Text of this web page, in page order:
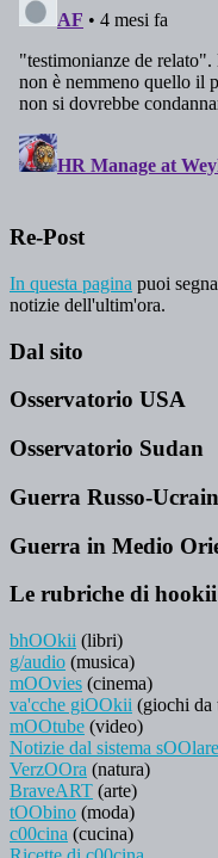
Re-Post
In questa pagina puoi
notizie dell'ultim'ora.
Dal sito
Osservatorio USA
Osservatorio Sudan
Guerra Russo-
Guerra in Medio
Le rubriche di hookii
bhOOkii (libri)
g/audio (musica)
mOOvies (cinema)
va'cche giOOkii (giochi da
mOOtube (video)
Notizie dal sistema sOOlare
VerzOOra (natura)
BraveART (arte)
tOObino (moda)
c00cina (cucina)